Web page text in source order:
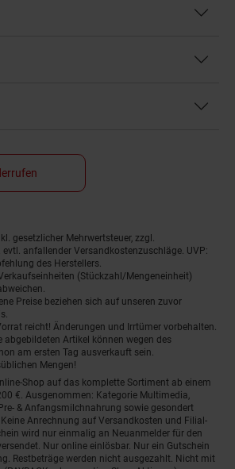
gesetzlicher Mehrwertsteuer, zzgl.
evtl. anfallender Versandkostenzuschläge. UVP:
des Herstellers.
(Stückzahl/Mengeneinheit)
Preise beziehen sich auf unseren zuvor
reicht! Änderungen und Irrtümer vorbehalten.
Artikel können wegen des
am ersten Tag ausverkauft sein.
Mengen!
Shop auf das komplette Sortiment ab einem
€. Ausgenommen: Kategorie Multimedia,
& Anfangsmilchnahrung sowie gesondert
Anrechnung auf Versandkosten und Filial-
wird nur einmalig an Neuanmelder für den
Nur online einlösbar. Nur ein Gutschein
Restbeträge werden nicht ausgezahlt. Nicht mit